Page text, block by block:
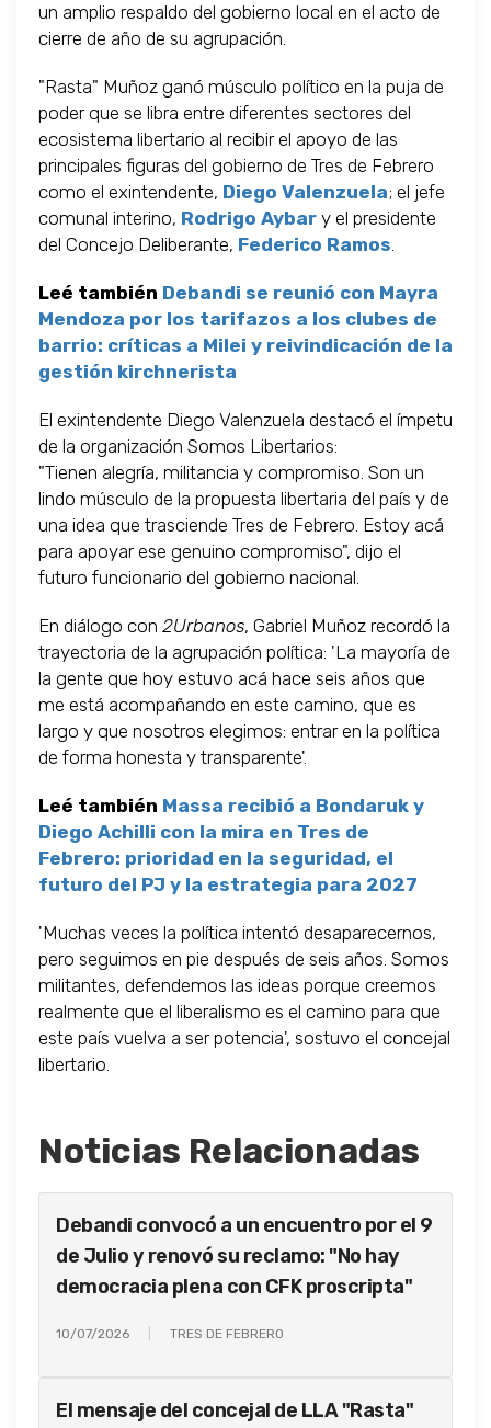
un amplio respaldo del gobierno local en el acto de
cierre de año de su agrupación.
"Rasta" Muñoz ganó músculo político en la puja de
poder que se libra entre diferentes sectores del
ecosistema libertario al recibir el apoyo de las
principales figuras del gobierno de Tres de Febrero
como el exintendente, Diego Valenzuela; el jefe
comunal interino, Rodrigo Aybar y el presidente
del Concejo Deliberante, Federico Ramos.
Leé también Debandi se reunió con Mayra
Mendoza por los tarifazos a los clubes de
barrio: críticas a Milei y reivindicación de la
gestión kirchnerista
El exintendente Diego Valenzuela destacó el ímpetu
de la organización Somos Libertarios:
"Tienen alegría, militancia y compromiso. Son un
lindo músculo de la propuesta libertaria del país y de
una idea que trasciende Tres de Febrero. Estoy acá
para apoyar ese genuino compromiso", dijo el
futuro funcionario del gobierno nacional.
En diálogo con 2Urbanos, Gabriel Muñoz recordó la
trayectoria de la agrupación política: 'La mayoría de
la gente que hoy estuvo acá hace seis años que
me está acompañando en este camino, que es
largo y que nosotros elegimos: entrar en la política
de forma honesta y transparente'.
Leé también Massa recibió a Bondaruk y
Diego Achilli con la mira en Tres de
Febrero: prioridad en la seguridad, el
futuro del PJ y la estrategia para 2027
'Muchas veces la política intentó desaparecernos,
pero seguimos en pie después de seis años. Somos
militantes, defendemos las ideas porque creemos
realmente que el liberalismo es el camino para que
este país vuelva a ser potencia', sostuvo el concejal
libertario.
Noticias Relacionadas
Debandi convocó a un encuentro por el 9
de Julio y renovó su reclamo: "No hay
democracia plena con CFK proscripta"
10/07/2026 TRES DE FEBRERO
El mensaje del concejal de LLA "Rasta"